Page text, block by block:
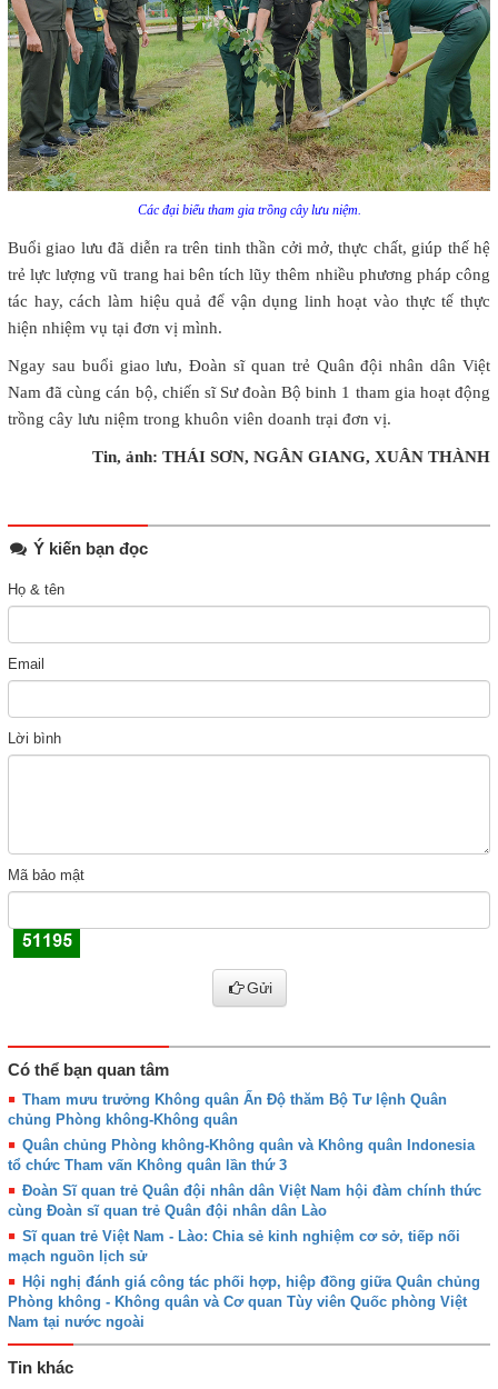
Các đại biểu tham gia trồng cây lưu niệm.
Buổi giao lưu đã diễn ra trên tinh thần cởi mở, thực chất, giúp thế hệ
trẻ lực lượng vũ trang hai bên tích lũy thêm nhiều phương pháp công
tác hay, cách làm hiệu quả để vận dụng linh hoạt vào thực tế thực
hiện nhiệm vụ tại đơn vị mình.
Ngay sau buổi giao lưu, Đoàn sĩ quan trẻ Quân đội nhân dân Việt
Nam đã cùng cán bộ, chiến sĩ Sư đoàn Bộ binh 1 tham gia hoạt động
trồng cây lưu niệm trong khuôn viên doanh trại đơn vị.
Tin, ảnh: THÁI SƠN, NGÂN GIANG, XUÂN THÀNH
Ý kiến bạn đọc
Họ & tên
Email
Lời bình
Mã bảo mật
Gửi
Có thể bạn quan tâm
Tham mưu trưởng Không quân Ấn Độ thăm Bộ Tư lệnh Quân
chủng Phòng không-Không quân
Quân chủng Phòng không-Không quân và Không quân Indonesia
tổ chức Tham vấn Không quân lần thứ 3
Đoàn Sĩ quan trẻ Quân đội nhân dân Việt Nam hội đàm chính thức
cùng Đoàn sĩ quan trẻ Quân đội nhân dân Lào
Sĩ quan trẻ Việt Nam - Lào: Chia sẻ kinh nghiệm cơ sở, tiếp nối
mạch nguồn lịch sử
Hội nghị đánh giá công tác phối hợp, hiệp đồng giữa Quân chủng
Phòng không - Không quân và Cơ quan Tùy viên Quốc phòng Việt
Nam tại nước ngoài
Tin khác